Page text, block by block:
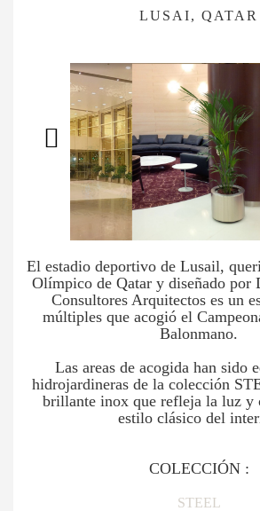
LUSAI, QATAR
El estadio deportivo de Lusail,
Olímpico de Qatar y diseñado por
Consultores Arquitectos es un
múltiples que acogió el
Balonmano.
Las areas de acogida han sido
hidrojardineras de la colección
brillante inox que refleja la luz y
estilo clásico del
COLECCIÓN :
STEEL